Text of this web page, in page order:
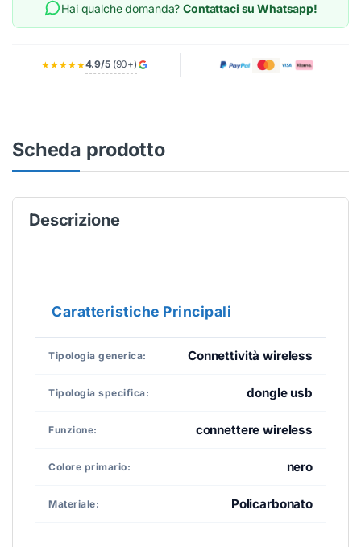
Hai qualche domanda?Contattaci su Whatsapp!
★★★★★4.9/5(90+)
Scheda prodotto
Descrizione
Caratteristiche Principali
Tipologia generica: Connettività wireless
Tipologia specifica: dongle usb
Funzione: connettere wireless
Colore primario: nero
Materiale: Policarbonato